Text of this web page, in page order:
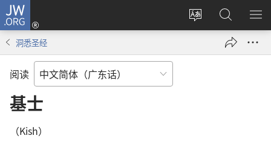
JW.ORG
更
登
录
（打
搜
索
JW.ORG
显
洞悉圣经
阅读
基士
（Kish）